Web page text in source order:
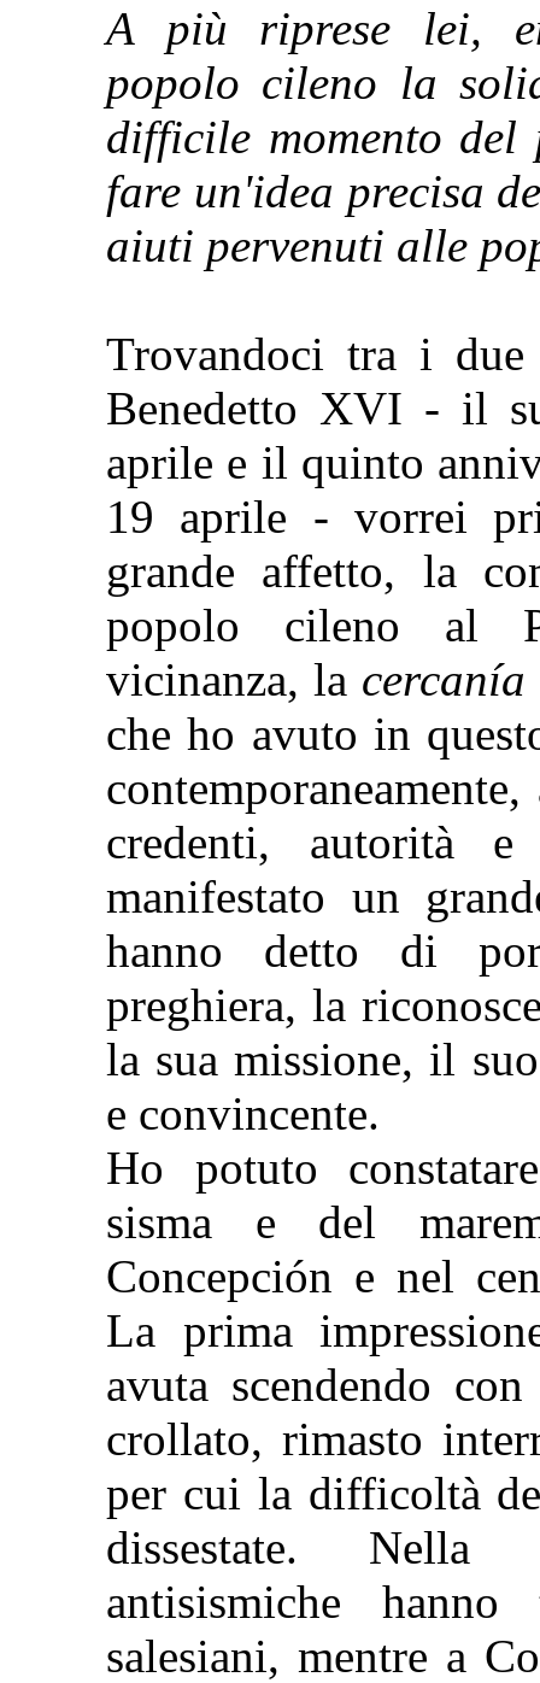
A più riprese lei,
popolo cileno la
difficile momento
fare un'idea precisa
aiuti pervenuti alle
Trovandoci tra i due
Benedetto XVI - il
aprile e il quinto
19 aprile - vorrei
grande affetto, la
popolo cileno al
vicinanza, la cercanía
che ho avuto in
credenti, autorità
manifestato un
hanno detto di
preghiera, la
la sua missione, il
e convincente.
Ho potuto
sisma e del
Concepción e nel
La prima
avuta scendendo
crollato, rimasto
per cui la difficoltà
dissestate.
antisismiche
salesiani, mentre a